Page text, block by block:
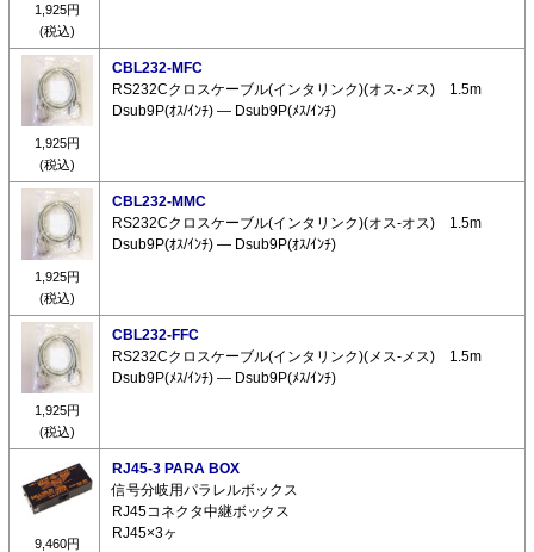
1,925円
(税込)
1,925円
(税込)
CBL232-MFC
RS232Cクロスケーブル(インタリンク)(オス-メス) 1.5m
Dsub9P(ｵｽ/ｲﾝﾁ) ― Dsub9P(ﾒｽ/ｲﾝﾁ)
1,925円
(税込)
CBL232-MMC
RS232Cクロスケーブル(インタリンク)(オス-オス) 1.5m
Dsub9P(ｵｽ/ｲﾝﾁ) ― Dsub9P(ｵｽ/ｲﾝﾁ)
1,925円
(税込)
CBL232-FFC
RS232Cクロスケーブル(インタリンク)(メス-メス) 1.5m
Dsub9P(ﾒｽ/ｲﾝﾁ) ― Dsub9P(ﾒｽ/ｲﾝﾁ)
9,460円
RJ45-3 PARA BOX
信号分岐用パラレルボックス
RJ45コネクタ中継ボックス
RJ45×3ヶ